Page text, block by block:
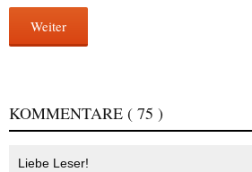
Weiter
KOMMENTARE ( 75 )
Liebe Leser!